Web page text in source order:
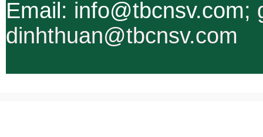
Email: info@tbcnsv.com;
dinhthuan@tbcnsv.com